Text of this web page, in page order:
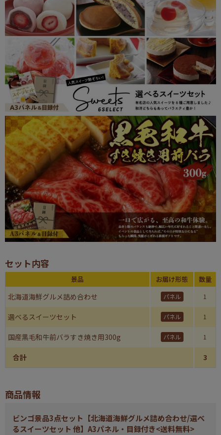
セット内容
景品 お届け形態 数量
北海道海鮮グルメ詰め合わせ パネル 1
選べるスイーツセット パネル 1
国産黒毛和牛前バラすき焼き用300g パネル 1
合計 3
商品情報
ビンゴ景品3点セット【北海道海鮮グルメ詰め合わせ/選べ
るスイーツセット 他】A3パネル・目録付き<送料無料>